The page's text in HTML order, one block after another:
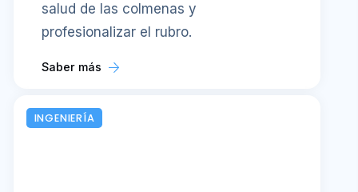
salud de las colmenas y
profesionalizar el rubro.
Saber más
INGENIERÍA